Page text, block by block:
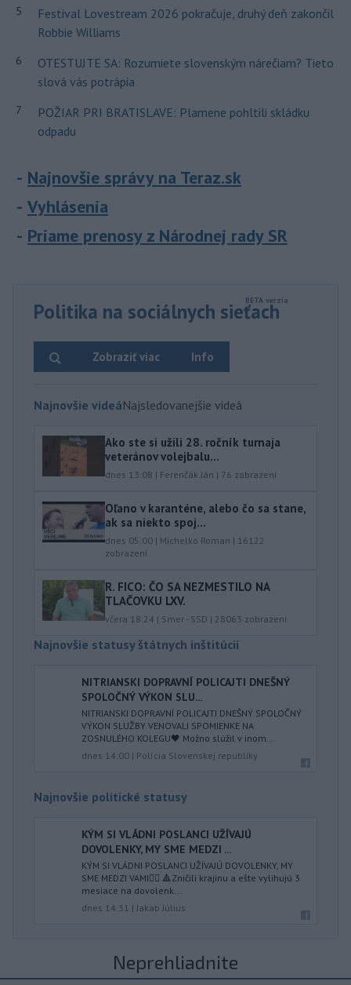
5
Festival Lovestream 2026 pokračuje, druhý deň zakončil
Robbie Williams
6
OTESTUJTE SA: Rozumiete slovenským nárečiam? Tieto
slová vás potrápia
7
POŽIAR PRI BRATISLAVE: Plamene pohltili skládku
odpadu
Najnovšie správy na Teraz.sk
Vyhlásenia
Priame prenosy z Národnej rady SR
Politika na sociálnych sieťach
Info
Zobraziť viac
Najnovšie videáNajsledovanejšie videá
Ako ste si užili 28. ročník turnaja
veteránov volejbalu...
dnes 13:08 | Ferenčák Ján | 76 zobrazení
Oľano v karanténe, alebo čo sa stane,
ak sa niekto spoj...
dnes 05:00 | Michelko Roman | 16122
zobrazení
R. FICO: ČO SA NEZMESTILO NA
TLAČOVKU LXV.
včera 18:24 | Smer - SSD | 28063 zobrazení
Najnovšie statusy štátnych inštitúcií
NITRIANSKI DOPRAVNÍ POLICAJTI DNEŠNÝ
SPOLOČNÝ VÝKON SLU...
NITRIANSKI DOPRAVNÍ POLICAJTI DNEŠNÝ SPOLOČNÝ
VÝKON SLUŽBY VENOVALI SPOMIENKE NA
ZOSNULÉHO KOLEGU🖤 Možno slúžil v inom...
dnes 14:00 | Polícia Slovenskej republiky
Najnovšie politické statusy
KÝM SI VLÁDNI POSLANCI UŽÍVAJÚ
DOVOLENKY, MY SME MEDZI ...
KÝM SI VLÁDNI POSLANCI UŽÍVAJÚ DOVOLENKY, MY
SME MEDZI VAMI👍🏻 🔺Zničili krajinu a ešte vylihujú 3
mesiace na dovolenk...
dnes 14:31 |Jakab Július
Neprehliadnite